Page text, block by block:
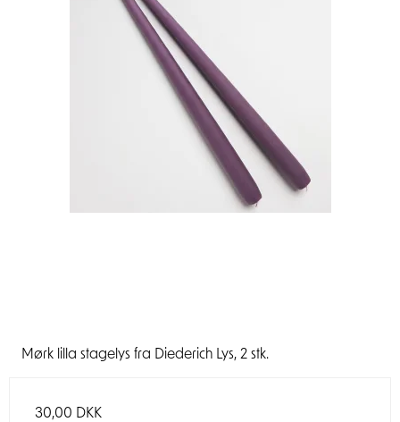
Mørk lilla stagelys fra Diederich Lys, 2 stk.
30,00 DKK